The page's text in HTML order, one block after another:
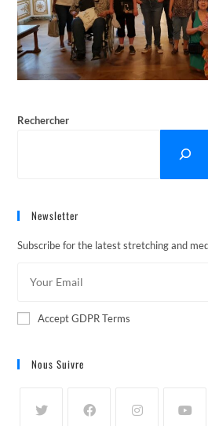
Rechercher
Newsletter
Subscribe for the latest stretching and
Accept GDPR Terms
Nous Suivre